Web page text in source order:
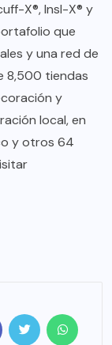
X®, Insl-X® y
que
y una red de
8,500 tiendas
y
local, en
y otros 64